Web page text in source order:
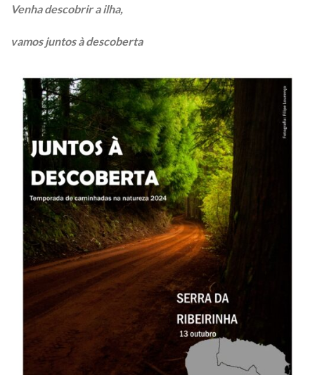
Venha descobrir a ilha,
vamos juntos à descoberta